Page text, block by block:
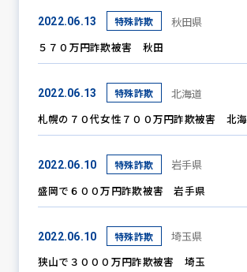
2022.06.13 特殊詐欺
秋田県
５７０万円詐欺被害 秋田
2022.06.13 特殊詐欺
北海道
札幌の７０代女性７００万円詐欺被害 北
2022.06.10 特殊詐欺
岩手県
盛岡で６００万円詐欺被害 岩手県
2022.06.10 特殊詐欺
埼玉県
狭山で３０００万円詐欺被害 埼玉